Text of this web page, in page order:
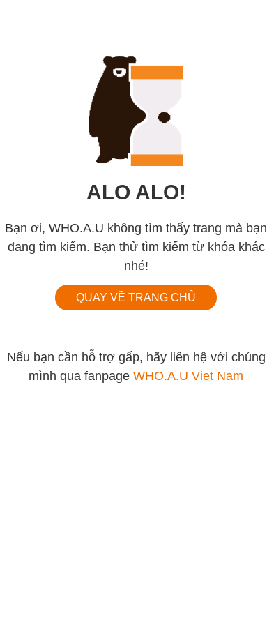
ALO ALO!
Bạn ơi, WHO.A.U không tìm thấy trang mà bạn
đang tìm kiếm. Bạn thử tìm kiếm từ khóa khác
nhé!
QUAY VỀ TRANG CHỦ
Nếu bạn cần hỗ trợ gấp, hãy liên hệ với chúng
mình qua fanpage WHO.A.U Viet Nam